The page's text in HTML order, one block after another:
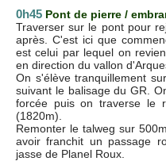
0h45 Pont de pierre /
Traverser sur le pont pour
après. C'est ici que
est celui par lequel on
en direction du vallon
On s'élève tranquillement
suivant le balisage du GR.
forcée puis on traverse le
(1820m).
Remonter le talweg sur
avoir franchit un passage
jasse de Planel Roux.